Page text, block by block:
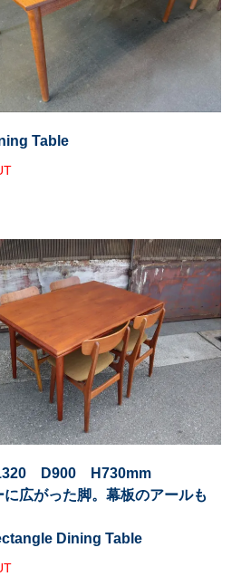
Table
D900 H730mm
に広がった脚。幕板のアールも
Dining Table